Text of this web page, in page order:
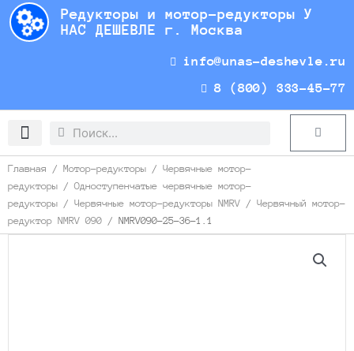
Перейти
содержимому
Редукторы и мотор-редукторы У
НАС ДЕШЕВЛЕ г. Москва
info@unas-deshevle.ru
8 (800) 333-45-77
Search
Search Cart
Главная / Мотор-редукторы / Червячные мотор-
редукторы / Одноступенчатые червячные мотор-
редукторы / Червячные мотор-редукторы NMRV / Червячный мотор-
редуктор NMRV 090 / NMRV090-25-36-1.1